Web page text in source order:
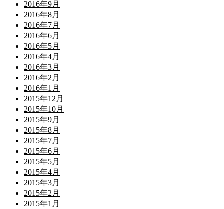
2016年9月
2016年8月
2016年7月
2016年6月
2016年5月
2016年4月
2016年3月
2016年2月
2016年1月
2015年12月
2015年10月
2015年9月
2015年8月
2015年7月
2015年6月
2015年5月
2015年4月
2015年3月
2015年2月
2015年1月